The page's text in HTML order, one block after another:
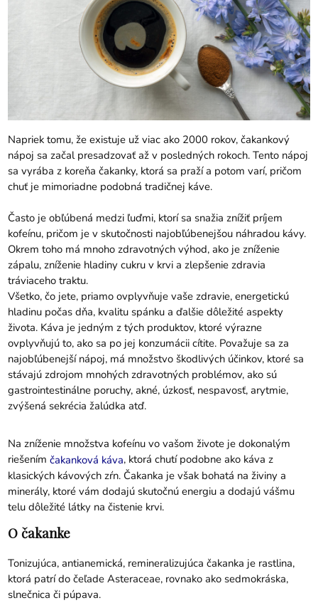
Napriek tomu, že existuje už viac ako 2000 rokov, čakankový
nápoj sa začal presadzovať až v posledných rokoch. Tento nápoj
sa vyrába z koreňa čakanky, ktorá sa praží a potom varí, pričom
chuť je mimoriadne podobná tradičnej káve.
Často je obľúbená medzi ľuďmi, ktorí sa snažia znížiť príjem
kofeínu, pričom je v skutočnosti najobľúbenejšou náhradou kávy.
Okrem toho má mnoho zdravotných výhod, ako je zníženie
zápalu, zníženie hladiny cukru v krvi a zlepšenie zdravia
tráviaceho traktu.
Všetko, čo jete, priamo ovplyvňuje vaše zdravie, energetickú
hladinu počas dňa, kvalitu spánku a ďalšie dôležité aspekty
života. Káva je jedným z tých produktov, ktoré výrazne
ovplyvňujú to, ako sa po jej konzumácii cítite. Považuje sa za
najobľúbenejší nápoj, má množstvo škodlivých účinkov, ktoré sa
stávajú zdrojom mnohých zdravotných problémov, ako sú
gastrointestinálne poruchy, akné, úzkosť, nespavosť, arytmie,
zvýšená sekrécia žalúdka atď.
Na zníženie množstva kofeínu vo vašom živote je dokonalým
riešenímčakanková káva, ktorá chutí podobne ako káva z
klasických kávových zŕn. Čakanka je však bohatá na živiny a
minerály, ktoré vám dodajú skutočnú energiu a dodajú vášmu
telu dôležité látky na čistenie krvi.
O čakanke
Tonizujúca, antianemická, remineralizujúca čakanka je rastlina,
ktorá patrí do čeľade Asteraceae, rovnako ako sedmokráska,
slnečnica či púpava.